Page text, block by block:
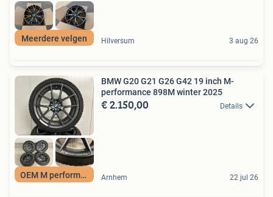
Meerdere velgen Hilversum 3 aug 26
OEM M performance
BMW G20 G21 G26 G42 19 inch M-
performance 898M winter 2025
€ 2.150,00 Details
Arnhem 22 jul 26